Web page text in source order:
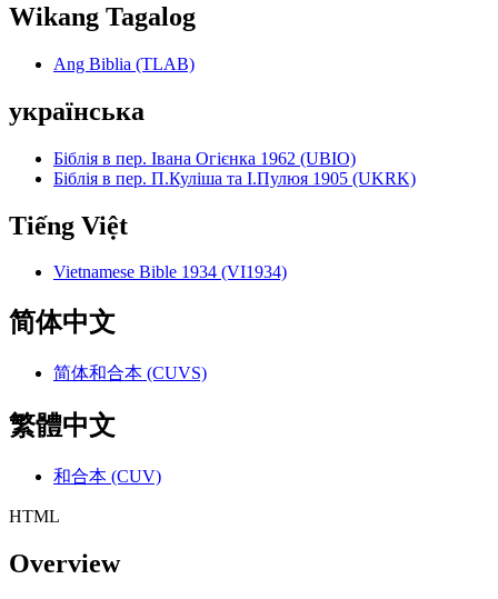
Wikang Tagalog
Ang Biblia (TLAB)
українська
Біблія в пер. Івана Огієнка 1962 (UBIO)
Біблія в пер. П.Куліша та І.Пулюя 1905 (UKRK)
Tiếng Việt
Vietnamese Bible 1934 (VI1934)
简体中文
简体和合本 (CUVS)
繁體中文
和合本 (CUV)
HTML
Overview